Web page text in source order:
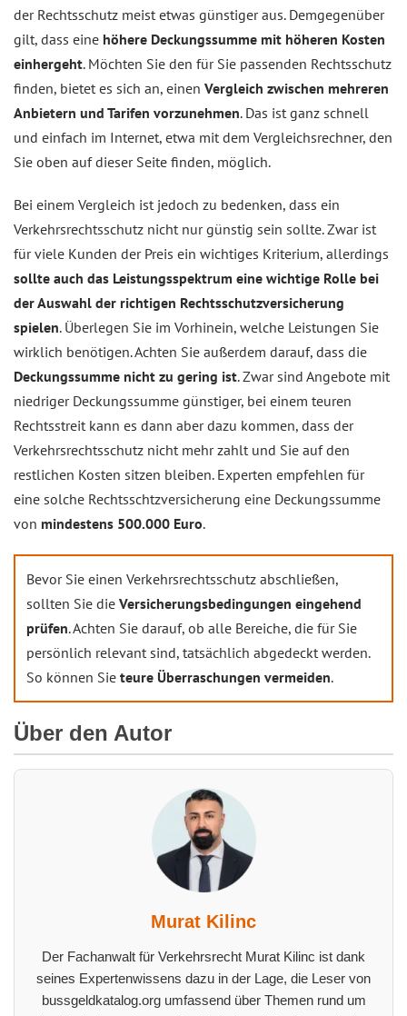
der Rechtsschutz meist etwas günstiger aus. Demgegenüber
gilt, dass eine höhere Deckungssumme mit höheren Kosten
einhergeht. Möchten Sie den für Sie passenden Rechtsschutz
finden, bietet es sich an, einen Vergleich zwischen mehreren
Anbietern und Tarifen vorzunehmen. Das ist ganz schnell
und einfach im Internet, etwa mit dem Vergleichsrechner, den
Sie oben auf dieser Seite finden, möglich.
Bei einem Vergleich ist jedoch zu bedenken, dass ein
Verkehrsrechtsschutz nicht nur günstig sein sollte. Zwar ist
für viele Kunden der Preis ein wichtiges Kriterium, allerdings
sollte auch das Leistungsspektrum eine wichtige Rolle bei
der Auswahl der richtigen Rechtsschutzversicherung
spielen. Überlegen Sie im Vorhinein, welche Leistungen Sie
wirklich benötigen. Achten Sie außerdem darauf, dass die
Deckungssumme nicht zu gering ist. Zwar sind Angebote mit
niedriger Deckungssumme günstiger, bei einem teuren
Rechtsstreit kann es dann aber dazu kommen, dass der
Verkehrsrechtsschutz nicht mehr zahlt und Sie auf den
restlichen Kosten sitzen bleiben. Experten empfehlen für
eine solche Rechtsschtzversicherung eine Deckungssumme
von mindestens 500.000 Euro.
Bevor Sie einen Verkehrsrechtsschutz abschließen,
sollten Sie die Versicherungsbedingungen eingehend
prüfen. Achten Sie darauf, ob alle Bereiche, die für Sie
persönlich relevant sind, tatsächlich abgedeckt werden.
So können Sie teure Überraschungen vermeiden.
Über den Autor
Murat Kilinc
Der Fachanwalt für Verkehrsrecht Murat Kilinc ist dank
seines Expertenwissens dazu in der Lage, die Leser von
bussgeldkatalog.org umfassend über Themen rund um